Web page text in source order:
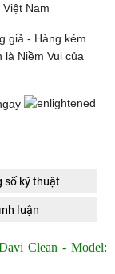
Nam
giả - Hàng kém
Niềm Vui của
số kỹ thuật
luận
Clean - Model: